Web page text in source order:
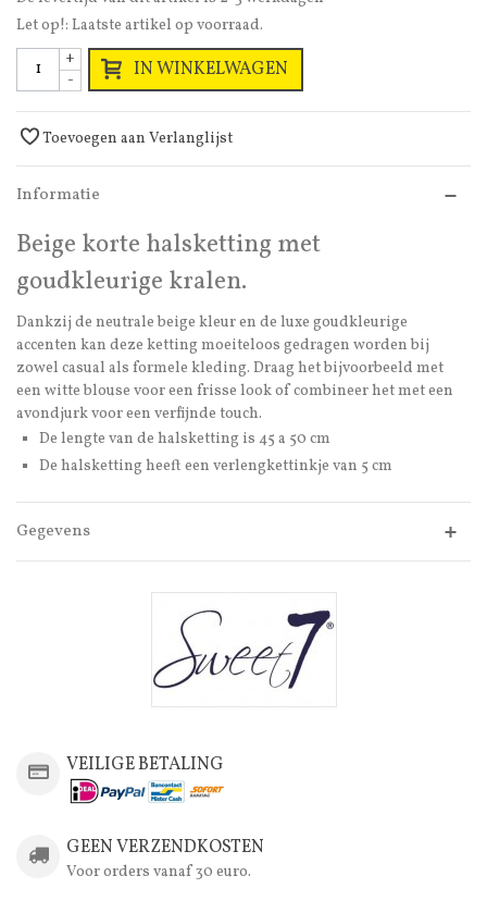
Let op!: Laatste artikel op voorraad.
-
+ IN WINKELWAGEN
Toevoegen aan Verlanglijst
Informatie
Beige korte halsketting met
goudkleurige kralen.
Dankzij de neutrale beige kleur en de luxe goudkleurige
accenten kan deze ketting moeiteloos gedragen worden bij
zowel casual als formele kleding. Draag het bijvoorbeeld met
een witte blouse voor een frisse look of combineer het met een
avondjurk voor een verfijnde touch.
De lengte van de halsketting is 45 a 50 cm
De halsketting heeft een verlengkettinkje van 5 cm
Gegevens
VEILIGE BETALING
GEEN VERZENDKOSTEN
Voor orders vanaf 30 euro.